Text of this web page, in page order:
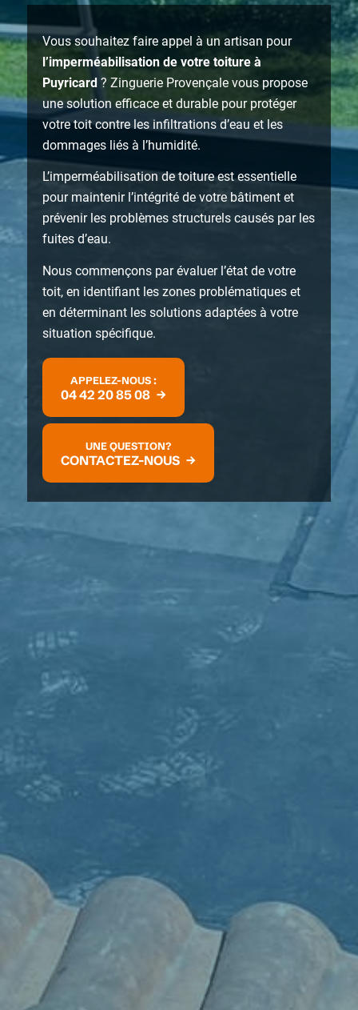
Vous souhaitez faire appel à un artisan pour
l’imperméabilisation de votre toiture à
Puyricard ? Zinguerie Provençale vous propose
une solution efficace et durable pour protéger
votre toit contre les infiltrations d’eau et les
dommages liés à l’humidité.
L’imperméabilisation de toiture est essentielle
pour maintenir l’intégrité de votre bâtiment et
prévenir les problèmes structurels causés par les
fuites d’eau.
Nous commençons par évaluer l’état de votre
toit, en identifiant les zones problématiques et
en déterminant les solutions adaptées à votre
situation spécifique.
APPELEZ-NOUS :
04 42 20 85 08
UNE QUESTION?
CONTACTEZ-NOUS